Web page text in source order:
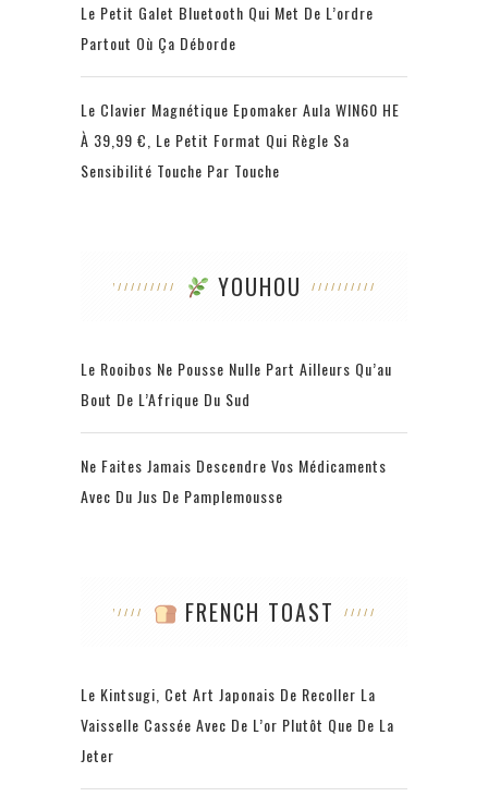
Le Petit Galet Bluetooth Qui Met De L’ordre
Partout Où Ça Déborde
Le Clavier Magnétique Epomaker Aula WIN60 HE
À 39,99 €, Le Petit Format Qui Règle Sa
Sensibilité Touche Par Touche
YOUHOU
Le Rooibos Ne Pousse Nulle Part Ailleurs Qu’au
Bout De L’Afrique Du Sud
Ne Faites Jamais Descendre Vos Médicaments
Avec Du Jus De Pamplemousse
FRENCH TOAST
Le Kintsugi, Cet Art Japonais De Recoller La
Vaisselle Cassée Avec De L’or Plutôt Que De La
Jeter